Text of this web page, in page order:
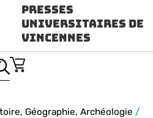
Presses
Universitaires de
Vincennes
Géographie, Archéologie /